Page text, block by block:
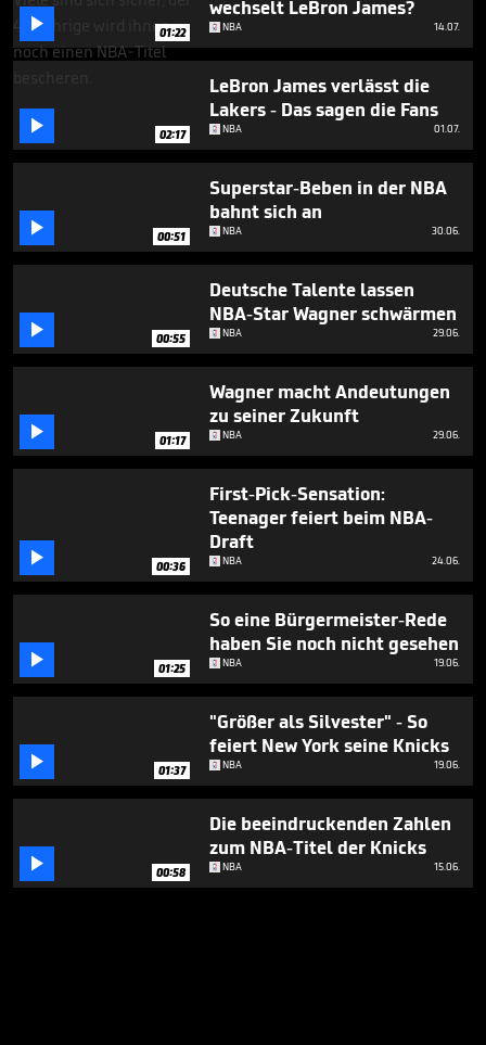
seconds
 01:22
wechselt LeBron James?
NBA 14.07.
 02:17
LeBron James verlässt die
Lakers - Das sagen die Fans
NBA 01.07.
 00:51
Superstar-Beben in der NBA
bahnt sich an
NBA 30.06.
 00:55
Deutsche Talente lassen
NBA-Star Wagner schwärmen
NBA 29.06.
 01:17
Wagner macht Andeutungen
zu seiner Zukunft
NBA 29.06.
 00:36
First-Pick-Sensation:
Teenager feiert beim NBA-
Draft
NBA 24.06.
 01:25
So eine Bürgermeister-Rede
haben Sie noch nicht gesehen
NBA 19.06.
 01:37
"Größer als Silvester" - So
feiert New York seine Knicks
NBA 19.06.
 00:58
Die beeindruckenden Zahlen
zum NBA-Titel der Knicks
NBA 15.06.